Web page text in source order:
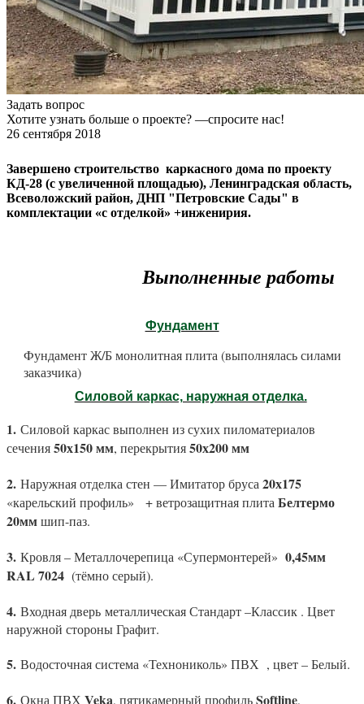
Задать вопрос
Хотите узнать больше о проекте? —спросите нас!
26 сентября 2018
Завершено строительство каркасного дома по проекту
КД-28 (с увеличенной площадью), Ленинградская область,
Всеволожский район, ДНП "Петровские Сады" в
комплектации «с отделкой» +инженирия.
Выполненные работы
Фундамент
Фундамент Ж/Б монолитная плита (выполнялась силами
заказчика)
Силовой каркас, наружная отделка.
1. Силовой каркас выполнен из сухих пиломатериалов
сечения50х150 мм, перекрытия50х200 мм
2. Наружная отделка стен — Имитатор бруса20х175
«карельский профиль» + ветрозащитная плитаБелтермо
20ммшип-паз.
3. Кровля – Металлочерепица «Супермонтерей» 0,45мм
RAL 7024 (тёмно серый).
4. Входная дверь металлическая Стандарт –Классик . Цвет
наружной стороны Графит.
5. Водосточная система «Технониколь» ПВХ , цвет – Белый.
6. Окна ПВХ Veka, пятикамерный профильSoftline,